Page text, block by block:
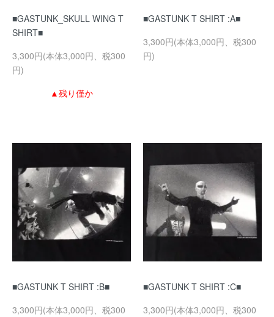
■GASTUNK_SKULL WING T
SHIRT■
3,300円(本体3,000円、税300
円)
▲残り僅か
■GASTUNK T SHIRT :A■
3,300円(本体3,000円、税300
円)
■GASTUNK T SHIRT :B■
3,300円(本体3,000円、税300
■GASTUNK T SHIRT :C■
3,300円(本体3,000円、税300